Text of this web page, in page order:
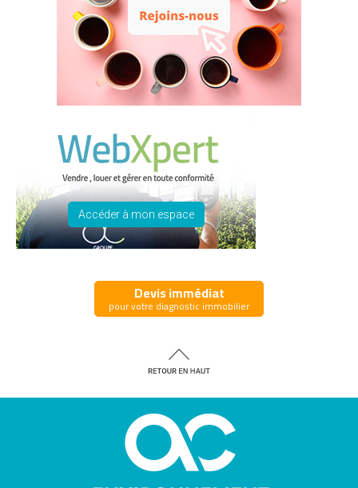
Accéder à mon espace
Devis immédiat
pour votre diagnostic immobilier